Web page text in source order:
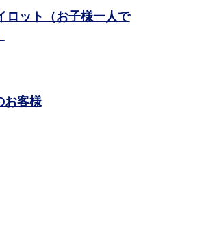
ロット（お子様一人で
お客様